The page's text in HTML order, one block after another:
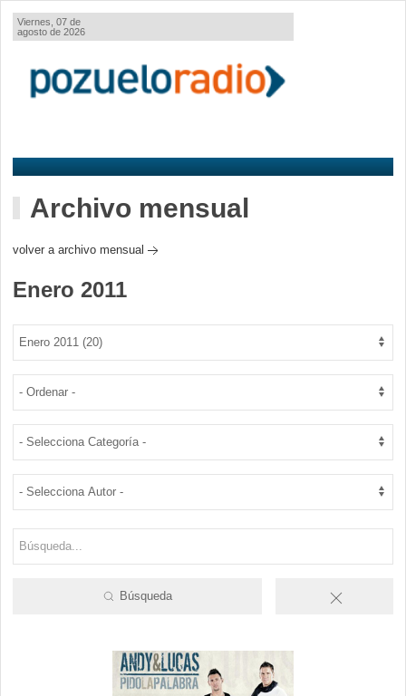
Viernes, 07 de
agosto de 2026
Archivo mensual
volver a archivo mensual
Enero 2011
Búsqueda